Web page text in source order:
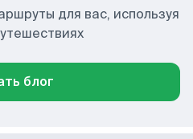
для вас, используя
блог